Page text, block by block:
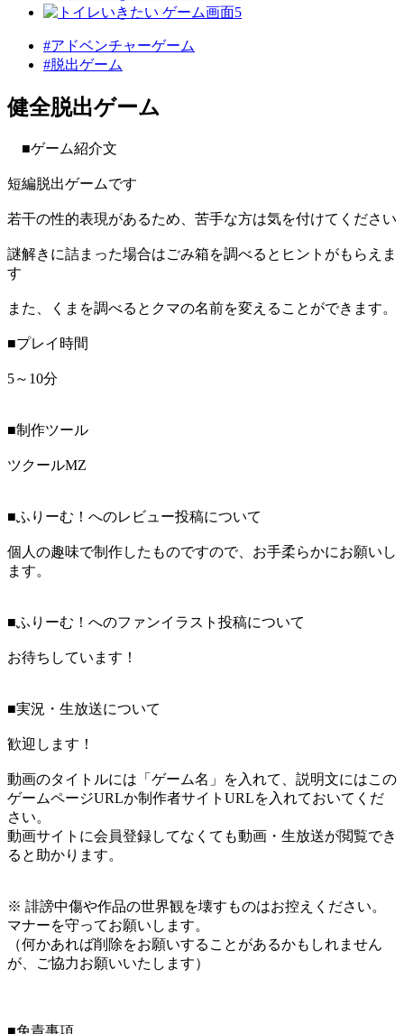
#アドベンチャーゲーム
#脱出ゲーム
健全脱出ゲーム
■ゲーム紹介文
短編脱出ゲームです
若干の性的表現があるため、苦手な方は気を付けてください
謎解きに詰まった場合はごみ箱を調べるとヒントがもらえま
す
また、くまを調べるとクマの名前を変えることができます。
■プレイ時間
5～10分
■制作ツール
ツクールMZ
■ふりーむ！へのレビュー投稿について
個人の趣味で制作したものですので、お手柔らかにお願いし
ます。
■ふりーむ！へのファンイラスト投稿について
お待ちしています！
■実況・生放送について
歓迎します！
動画のタイトルには「ゲーム名」を入れて、説明文にはこの
ゲームページURLか制作者サイトURLを入れておいてくだ
さい。
動画サイトに会員登録してなくても動画・生放送が閲覧でき
ると助かります。
※ 誹謗中傷や作品の世界観を壊すものはお控えください。
マナーを守ってお願いします。
（何かあれば削除をお願いすることがあるかもしれません
が、ご協力お願いいたします）
■免責事項